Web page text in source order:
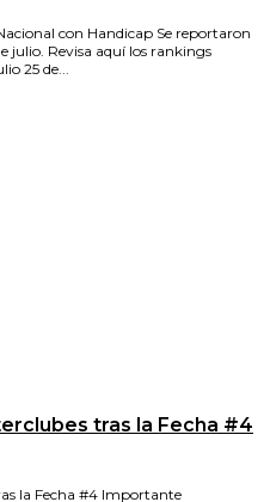
con Handicap Se reportaron
julio. Revisa aquí los rankings
25 de...
tras la Fecha #4
la Fecha #4 Importante